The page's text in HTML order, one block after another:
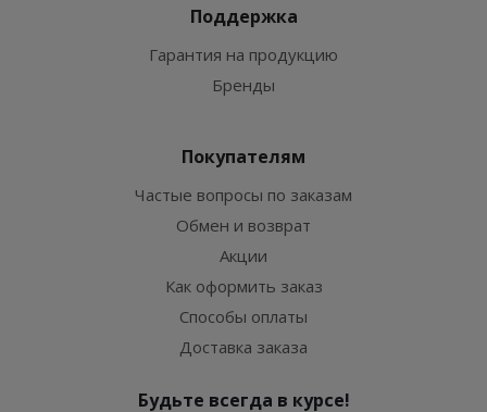
Поддержка
Гарантия на продукцию
Бренды
Покупателям
Частые вопросы по заказам
Обмен и возврат
Акции
Как оформить заказ
Способы оплаты
Доставка заказа
Будьте всегда в курсе!